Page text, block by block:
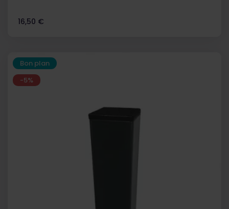
Prix
16,50 €
Bon plan
-5%